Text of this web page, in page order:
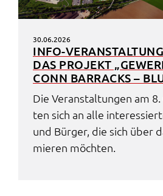
30.06.2026
INFO-
DAS PROJEKT
CONN BARRACKS –
Die Veran­stal­tun­gen am
ten sich an alle
und Bürger, die sich über
mie­ren möch­ten.